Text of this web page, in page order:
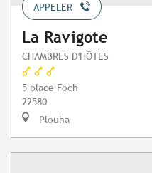
APPELER
La Ravigote
CHAMBRES D'HÔTES
5 place Foch
22580
Plouha